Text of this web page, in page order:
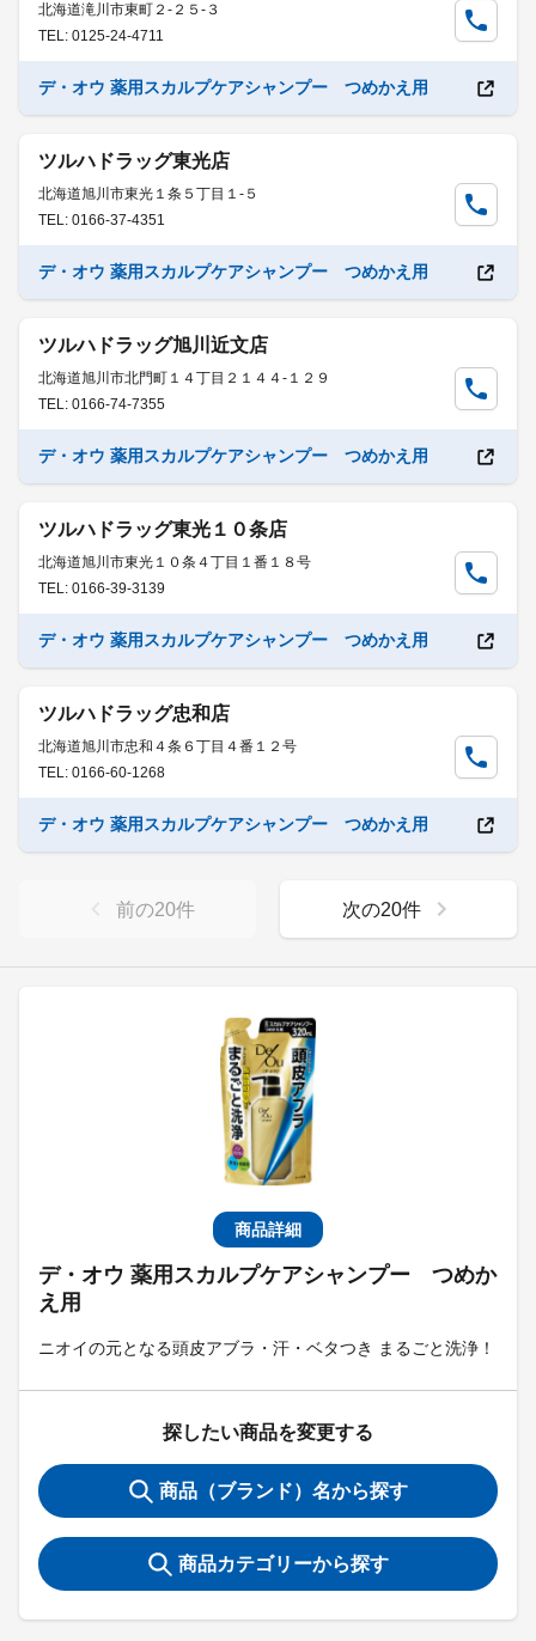
商品詳細
デ・オウ 薬用スカルプケアシャンプー つめか
え用
ニオイの元となる頭皮アブラ・汗・ベタつき まるごと洗浄！
探したい商品を変更する
商品（ブランド）名から探す
商品カテゴリーから探す
北海道滝川市東町２-２５-３
TEL: 0125-24-4711
デ・オウ 薬用スカルプケアシャンプー つめかえ用
ツルハドラッグ東光店
北海道旭川市東光１条５丁目１-５
TEL: 0166-37-4351
デ・オウ 薬用スカルプケアシャンプー つめかえ用
ツルハドラッグ旭川近文店
北海道旭川市北門町１４丁目２１４４-１２９
TEL: 0166-74-7355
デ・オウ 薬用スカルプケアシャンプー つめかえ用
ツルハドラッグ東光１０条店
北海道旭川市東光１０条４丁目１番１８号
TEL: 0166-39-3139
デ・オウ 薬用スカルプケアシャンプー つめかえ用
ツルハドラッグ忠和店
北海道旭川市忠和４条６丁目４番１２号
TEL: 0166-60-1268
デ・オウ 薬用スカルプケアシャンプー つめかえ用
前の20件 次の20件